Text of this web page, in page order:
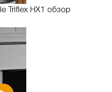
Triflex HX1 обзор